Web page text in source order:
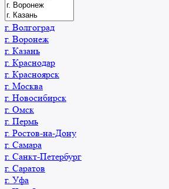
г. Волгоград
г. Воронеж
г. Казань
г. Краснодар
г. Красноярск
г. Москва
г. Новосибирск
г. Омск
г. Пермь
г. Ростов-на-Дону
г. Самара
г. Санкт-Петербург
г. Саратов
г. Уфа